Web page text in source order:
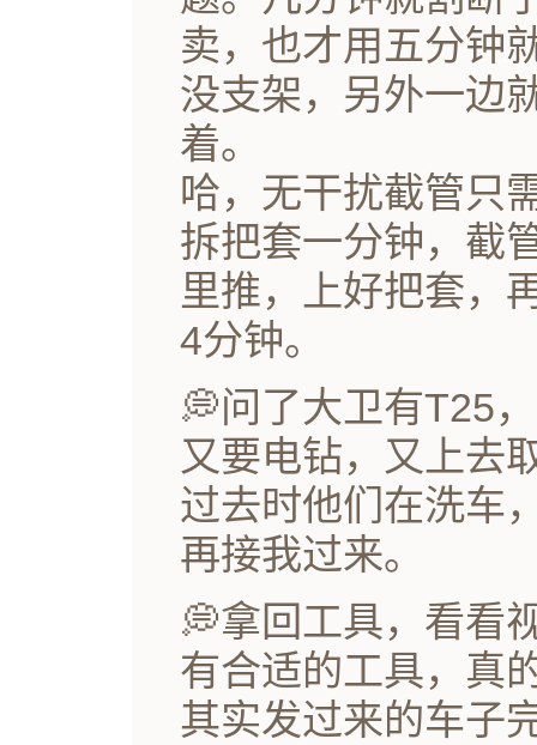
卖，也才用五分钟
没支架，另外一边
着。
哈，无干扰截管只
拆把套一分钟，截
里推，上好把套，
4分钟。
💭问了大卫有T25
又要电钻，又上去
过去时他们在洗车
再接我过来。
💭拿回工具，看看
有合适的工具，真
其实发过来的车子